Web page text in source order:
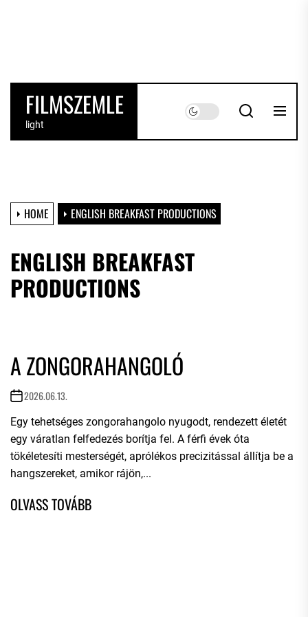
FILMSZEMLE
light
HOME ENGLISH BREAKFAST PRODUCTIONS
ENGLISH BREAKFAST
PRODUCTIONS
A ZONGORAHANGOLÓ
2026.06.13.
Egy tehetséges zongorahangolo nyugodt, rendezett életét
egy váratlan felfedezés borítja fel. A férfi évek óta
tökéletesíti mesterségét, aprólékos precizitással állítja be a
hangszereket, amikor rájön,...